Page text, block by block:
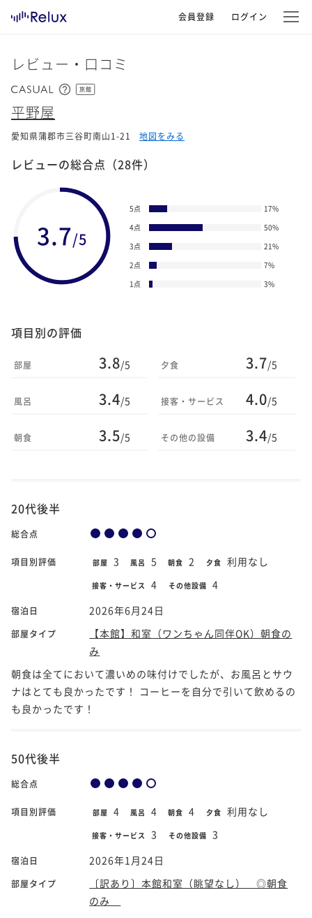
会員登録 ログイン
レビュー・口コミ
旅館
平野屋
愛知県蒲郡市三谷町南山1-21 地図をみる
レビューの総合点 （28件）
3.7/5
5点 17%
4点
50%
3点
21%
2点
7%
1点
3%
項目別の評価
部屋 3.8/5
風呂 3.4/5
朝食 3.5/5
夕食 3.7/5
接客・サービス 4.0/5
その他の設備 3.4/5
20代後半
総合点
項目別評価 部屋 3 風呂 5 朝食 2 夕食 利用なし
接客・サービス 4 その他設備 4
宿泊日 2026年6月24日
部屋タイプ
【本館】和室（ワンちゃん同伴OK）朝食の
み
朝食は全てにおいて濃いめの味付けでしたが、お風呂とサウ
ナはとても良かったです！ コーヒーを自分で引いて飲めるの
も良かったです！
50代後半
総合点
項目別評価 部屋 4 風呂 4 朝食 4 夕食 利用なし
接客・サービス 3 その他設備 3
宿泊日 2026年1月24日
部屋タイプ
〔訳あり〕本館和室（眺望なし） ◎朝食
のみ